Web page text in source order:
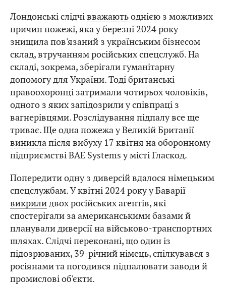
Лондонські слідчі вважаютьоднією з можливих
причин пожежі, яка у березні 2024 року
знищила пов'язаний з українським бізнесом
склад, втручанням російських спецслужб. На
складі, зокрема, зберігали гуманітарну
допомогу для України. Тоді британські
правоохоронці затримали чотирьох чоловіків,
одного з яких запідозрили у співпраці з
вагнерівцями. Розслідування підпалу все ще
триває. Ще одна пожежа у Великій Британії
виникла після вибуху 17 квітня на оборонному
підприємстві BAE Systems у місті Гласкод.
Попередити одну з диверсій вдалося німецьким
спецслужбам. У квітні 2024 року у Баварії
викрили двох російських агентів, які
спостерігали за американськими базами й
планували диверсії на військово-транспортних
шляхах. Слідчі переконані, що один із
підозрюваних, 39-річний німець, спілкувався з
росіянами та погодився підпалювати заводи й
промислові об'єкти.